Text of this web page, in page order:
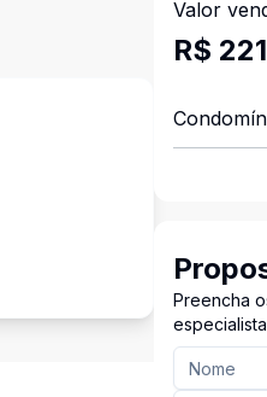
Valor
R$
Preencha